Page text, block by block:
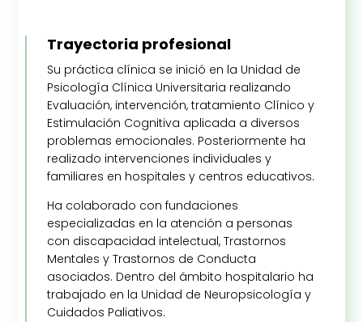
Trayectoria profesional
Su práctica clínica se inició en la Unidad de
Psicología Clínica Universitaria realizando
Evaluación, intervención, tratamiento Clínico y
Estimulación Cognitiva aplicada a diversos
problemas emocionales. Posteriormente ha
realizado intervenciones individuales y
familiares en hospitales y centros educativos.
Ha colaborado con fundaciones
especializadas en la atención a personas
con discapacidad intelectual, Trastornos
Mentales y Trastornos de Conducta
asociados. Dentro del ámbito hospitalario ha
trabajado en la Unidad de Neuropsicología y
Cuidados Paliativos.